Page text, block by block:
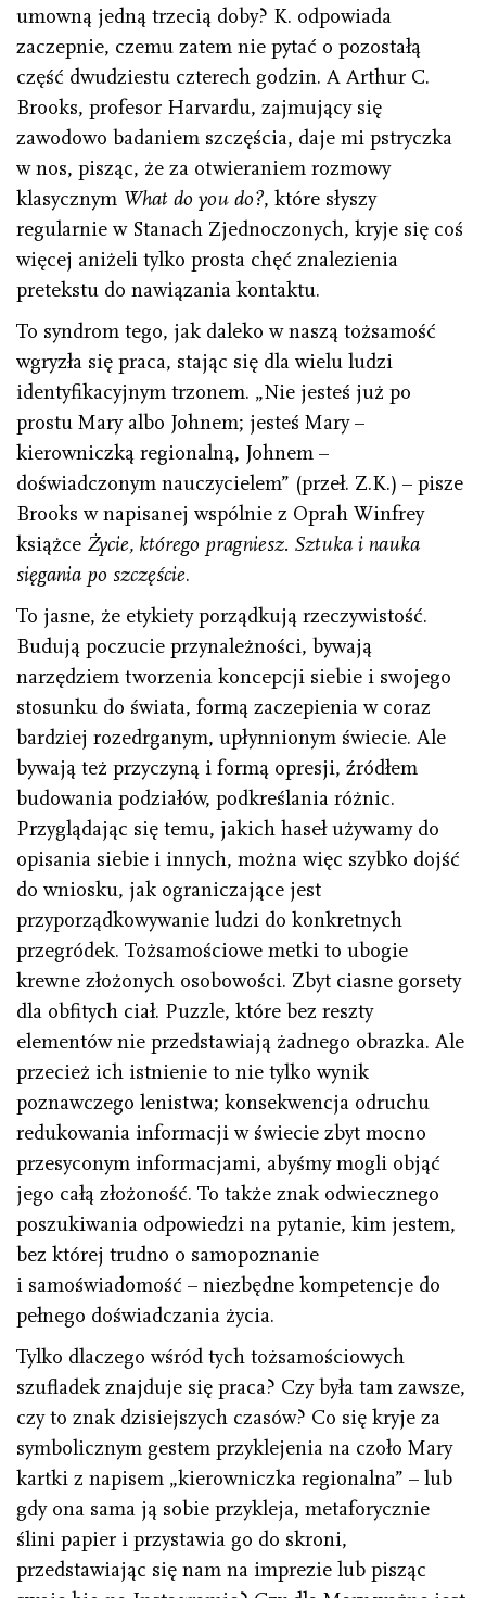
umowną jedną trzecią doby? K. odpowiada
zaczepnie, czemu zatem nie pytać o pozostałą
część dwudziestu czterech godzin. A Arthur C.
Brooks, profesor Harvardu, zajmujący się
zawodowo badaniem szczęścia, daje mi pstryczka
w nos, pisząc, że za otwieraniem rozmowy
klasycznym What do you do?, które słyszy
regularnie w Stanach Zjednoczonych, kryje się coś
więcej aniżeli tylko prosta chęć znalezienia
pretekstu do nawiązania kontaktu.
To syndrom tego, jak daleko w naszą tożsamość
wgryzła się praca, stając się dla wielu ludzi
identyfikacyjnym trzonem. „Nie jesteś już po
prostu Mary albo Johnem; jesteś Mary –
kierowniczką regionalną, Johnem –
doświadczonym nauczycielem” (przeł. Z.K.) – pisze
Brooks w napisanej wspólnie z Oprah Winfrey
książce Życie, którego pragniesz. Sztuka i nauka
sięgania po szczęście.
To jasne, że etykiety porządkują rzeczywistość.
Budują poczucie przynależności, bywają
narzędziem tworzenia koncepcji siebie i swojego
stosunku do świata, formą zaczepienia w coraz
bardziej rozedrganym, upłynnionym świecie. Ale
bywają też przyczyną i formą opresji, źródłem
budowania podziałów, podkreślania różnic.
Przyglądając się temu, jakich haseł używamy do
opisania siebie i innych, można więc szybko dojść
do wniosku, jak ograniczające jest
przyporządkowywanie ludzi do konkretnych
przegródek. Tożsamościowe metki to ubogie
krewne złożonych osobowości. Zbyt ciasne gorsety
dla obfitych ciał. Puzzle, które bez reszty
elementów nie przedstawiają żadnego obrazka. Ale
przecież ich istnienie to nie tylko wynik
poznawczego lenistwa; konsekwencja odruchu
redukowania informacji w świecie zbyt mocno
przesyconym informacjami, abyśmy mogli objąć
jego całą złożoność. To także znak odwiecznego
poszukiwania odpowiedzi na pytanie, kim jestem,
bez której trudno o samopoznanie
i samoświadomość – niezbędne kompetencje do
pełnego doświadczania życia.
Tylko dlaczego wśród tych tożsamościowych
szufladek znajduje się praca? Czy była tam zawsze,
czy to znak dzisiejszych czasów? Co się kryje za
symbolicznym gestem przyklejenia na czoło Mary
kartki z napisem „kierowniczka regionalna” – lub
gdy ona sama ją sobie przykleja, metaforycznie
ślini papier i przystawia go do skroni,
przedstawiając się nam na imprezie lub pisząc